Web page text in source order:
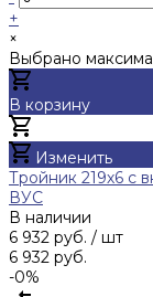
+
×
Выбрано
В корзину
Изменить
Тройник 219х6 с
ВУС
В наличии
6 932 руб. / шт
6 932 руб.
-0%